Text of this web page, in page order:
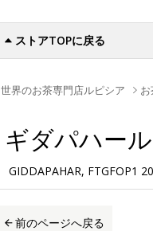
ストアTOPに戻る
世界のお茶専門店ルピシア
ギダパハー
GIDDAPAHAR, FTGFOP1
前のページへ戻る